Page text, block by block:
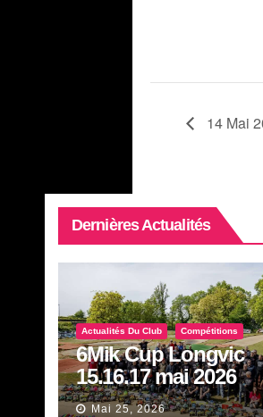
14 Mai
Dernières Actualités
Actualités Du Club Compétitions
6Mik Cup Longvic
15.16.17 mai 2026
Mai 25, 2026